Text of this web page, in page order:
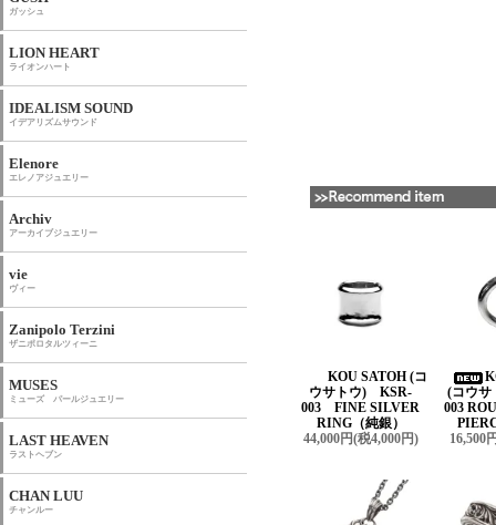
KOU SATOH (コ
ウサトウ) KSR-
003 FINE SILVER
RING（純銀）
44,000円(税4,000円)
(コウ
003
16,500
ガッシュ
LION HEART
ライオンハート
IDEALISM SOUND
イデアリズムサウンド
Elenore
エレノアジュエリー
Archiv
アーカイブジュエリー
vie
ヴィー
Zanipolo Terzini
ザニポロタルツィーニ
MUSES
ミューズ パールジュエリー
LAST HEAVEN
ラストヘブン
CHAN LUU
チャンルー